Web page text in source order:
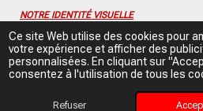
Ce site Web utilise des cookies pour
votre expérience et afficher des
personnalisées. En cliquant sur
consentez à l'utilisation de tous les
Refuser
NOTRE IDENTITÉ VISUELLE
CONTACTEZ-NOUS
FLUX RSS
© 2025 Le Manifest depuis 2021 -